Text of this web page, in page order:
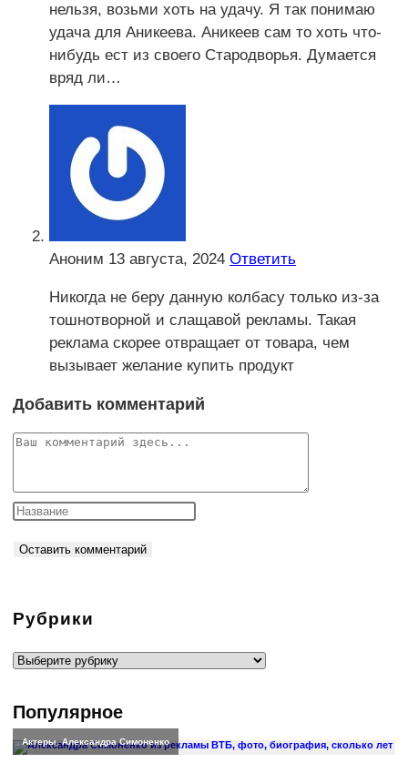
нельзя, возьми хоть на удачу. Я так понимаю
удача для Аникеева. Аникеев сам то хоть что-
нибудь ест из своего Стародворья. Думается
вряд ли…
Аноним 13 августа, 2024 Ответить
Никогда не беру данную колбасу только из-за
тошнотворной и слащавой рекламы. Такая
реклама скорее отвращает от товара, чем
вызывает желание купить продукт
Добавить комментарий
Комментарий
Рубрики
Рубрики
Популярное
Актеры,Александра Симоненко